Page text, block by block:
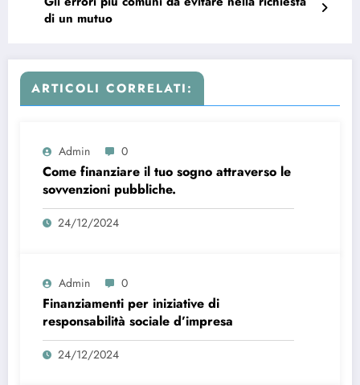
di un mutuo
ARTICOLI CORRELATI:
Admin 0
Come finanziare il tuo sogno attraverso le
sovvenzioni pubbliche.
24/12/2024
Admin 0
Finanziamenti per iniziative di
responsabilità sociale d’impresa
24/12/2024